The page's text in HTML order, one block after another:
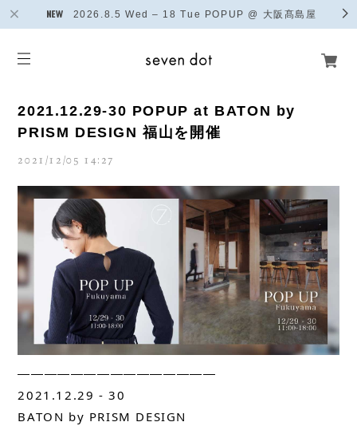
2026.8.5 Wed – 18 Tue POPUP @ 大阪髙島屋
2021.12.29-30 POPUP at BATON by
PRISM DESIGN 福山を開催
2021/12/05 14:27
———————————————
2021.12.29 - 30
BATON by PRISM DESIGN